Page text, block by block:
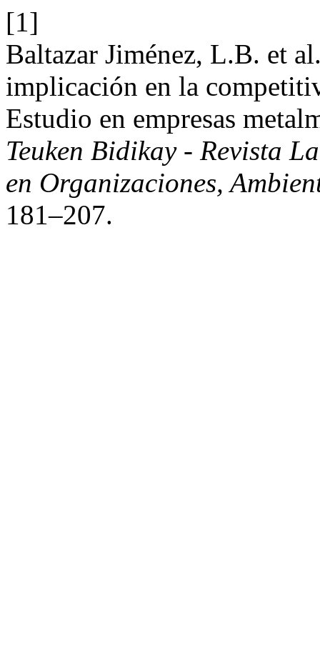
[1]
Baltazar Jiménez, L.B. et
implicación en la
Estudio en empresas
Teuken Bidikay - Revista
en Organizaciones,
181–207.